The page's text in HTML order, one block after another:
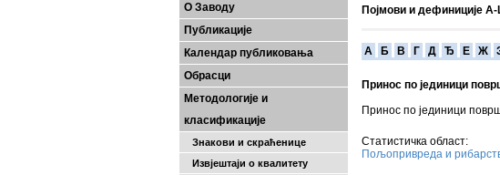
О Заводу
Публикације
Календар публиковања
Обрасци
Методологије и
класификације
Знакови и скраћенице
Извјештаји о квалитету
Појмови и дефиниције
A Б В Г Д Ђ Е Ж
Принос по јединици
Принос по јединици
Статистичка област:
Пољопривреда и